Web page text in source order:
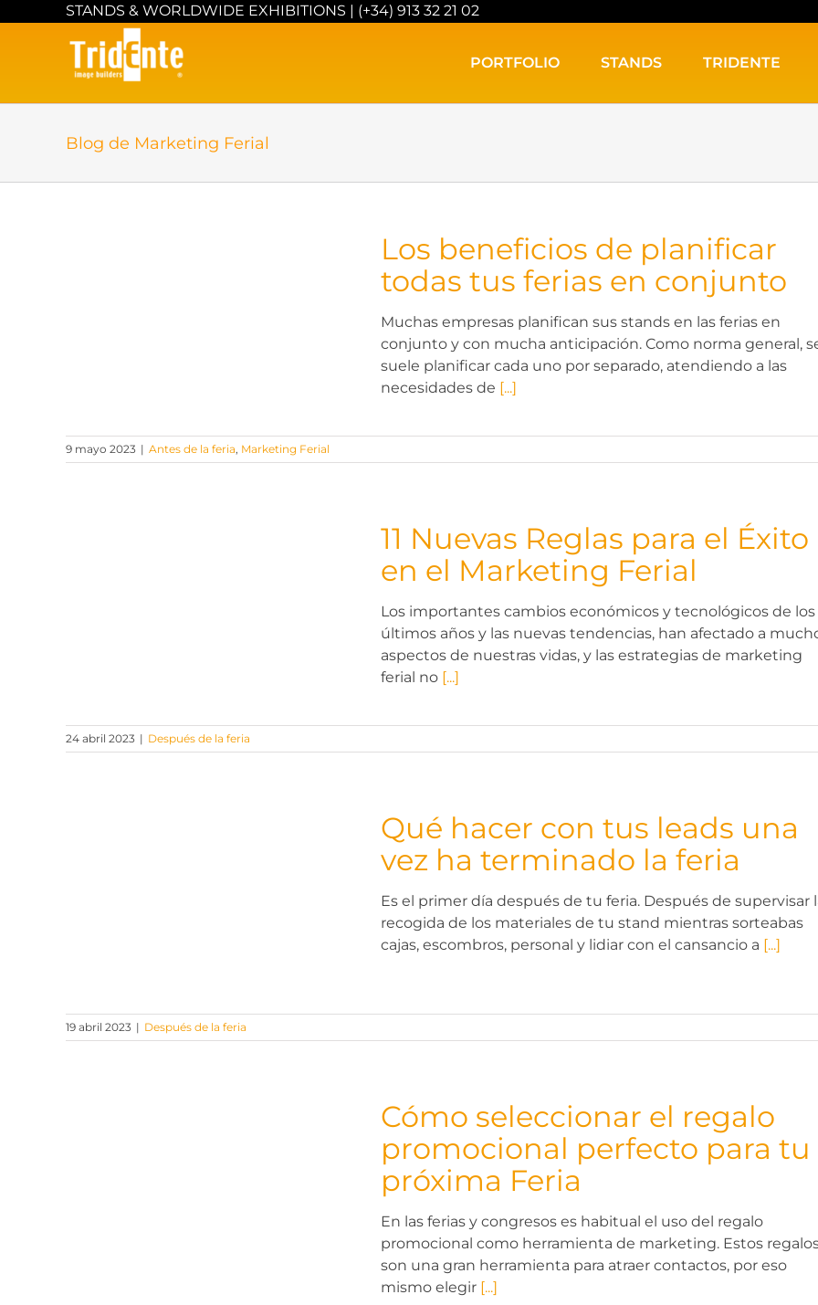
STANDS & WORLDWIDE EXHIBITIONS | (+34) 913 32 21 02
PORTFOLIO STANDS TRIDENTE
Blog de Marketing Ferial
Los beneficios de planificar
todas tus ferias en conjunto
Muchas empresas planifican sus stands en las ferias en
conjunto y con mucha anticipación. Como norma general,
suele planificar cada uno por separado, atendiendo a las
necesidades de [...]
9 mayo 2023 | Antes de la feria, Marketing Ferial
11 Nuevas Reglas para el Éxito
en el Marketing Ferial
Los importantes cambios económicos y tecnológicos de los
últimos años y las nuevas tendencias, han afectado a
aspectos de nuestras vidas, y las estrategias de marketing
ferial no [...]
24 abril 2023 | Después de la feria
Qué hacer con tus leads una
vez ha terminado la feria
Es el primer día después de tu feria. Después de supervisar
recogida de los materiales de tu stand mientras sorteabas
cajas, escombros, personal y lidiar con el cansancio a [...]
19 abril 2023 | Después de la feria
Cómo seleccionar el regalo
promocional perfecto para tu
próxima Feria
En las ferias y congresos es habitual el uso del regalo
promocional como herramienta de marketing. Estos
son una gran herramienta para atraer contactos, por eso
mismo elegir [...]